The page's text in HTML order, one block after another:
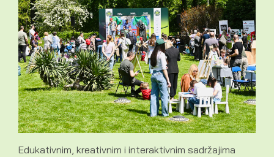
Edukativnim, kreativnim i interaktivnim sadržajima